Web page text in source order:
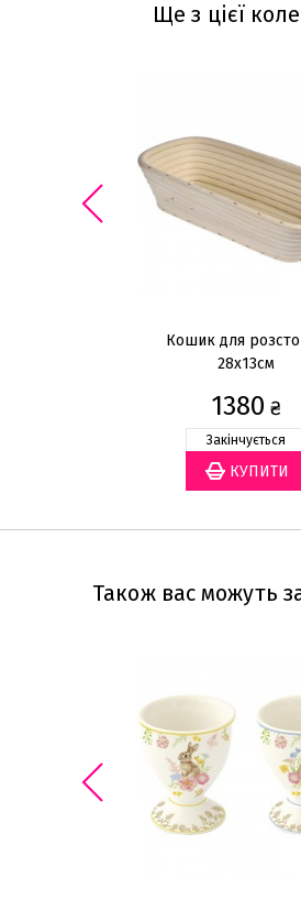
Ще з цієї
Кошик для
28x13см
1380 ₴
Закінчується
Також вас можуть